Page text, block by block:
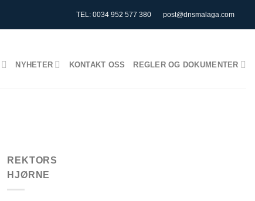
TEL: 0034 952 577 380 post@dnsmalaga.com
NYHETER KONTAKT OSS REGLER OG DOKUMENTER
REKTORS
HJØRNE